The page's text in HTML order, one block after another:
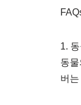
1.
동
버